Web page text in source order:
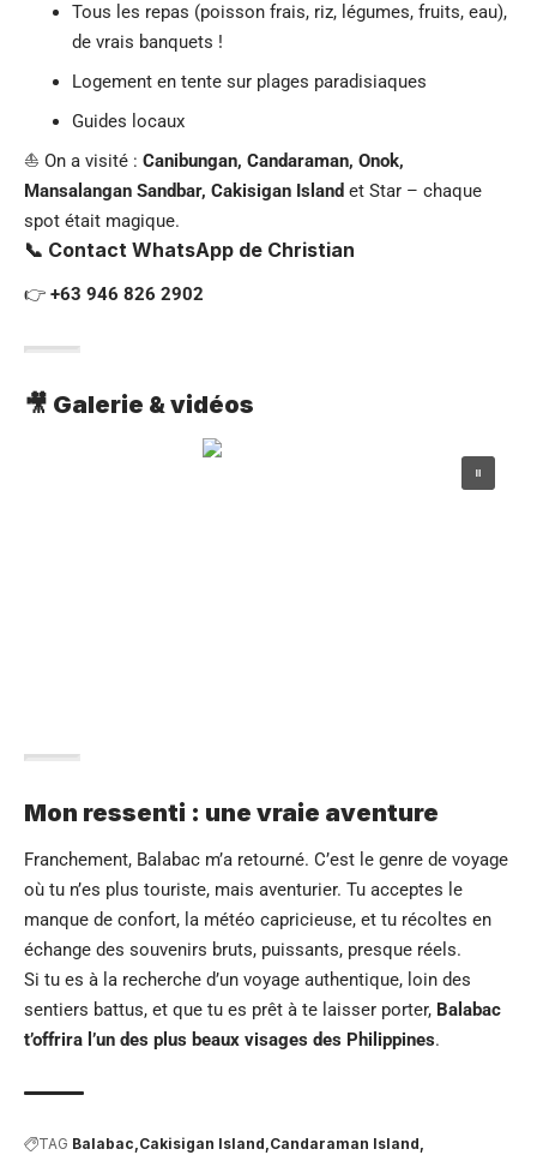
Tous les repas (poisson frais, riz, légumes, fruits, eau),
de vrais banquets !
Logement en tente sur plages paradisiaques
Guides locaux
⛵️ On a visité : Canibungan, Candaraman, Onok,
Mansalangan Sandbar, Cakisigan Island et Star – chaque
spot était magique.
📞 Contact WhatsApp de Christian
👉 +63 946 826 2902
🎥 Galerie & vidéos
Mon ressenti : une vraie aventure
Franchement, Balabac m’a retourné. C’est le genre de voyage
où tu n’es plus touriste, mais aventurier. Tu acceptes le
manque de confort, la météo capricieuse, et tu récoltes en
échange des souvenirs bruts, puissants, presque réels.
Si tu es à la recherche d’un voyage authentique, loin des
sentiers battus, et que tu es prêt à te laisser porter, Balabac
t’offrira l’un des plus beaux visages des Philippines.
TAG Balabac Cakisigan Island Candaraman Island